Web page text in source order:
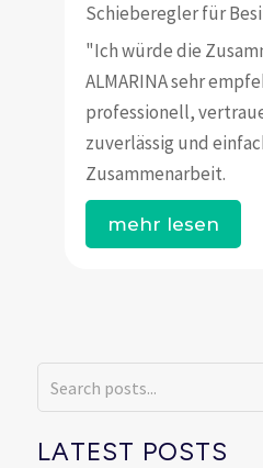
Schieberegler für
"Ich würde die
ALMARINA sehr
professionell,
zuverlässig und
Zusammenarbeit.
mehr lesen
LATEST POSTS